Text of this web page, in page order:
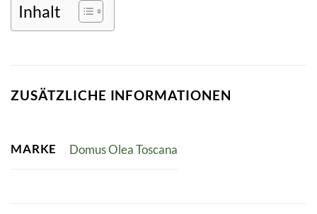
Inhalt
ZUSÄTZLICHE INFORMATIONEN
MARKE Domus Olea Toscana